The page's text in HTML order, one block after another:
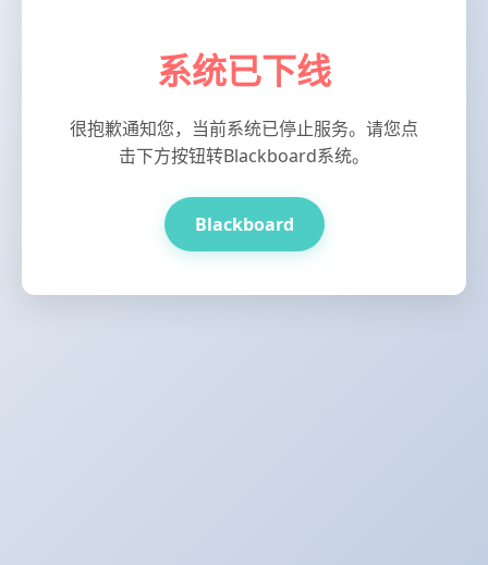
系统已下线
很抱歉通知您，当前系统已停止服务。请您点
击下方按钮转Blackboard系统。
Blackboard